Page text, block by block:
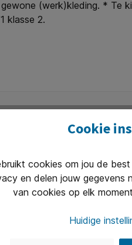
(werk)kleding. * Te
klasse 2.
van 8.30 tot 17.00 te woord
Cookie
cookies om jou de
en delen jouw
van cookies op elk
Huidige